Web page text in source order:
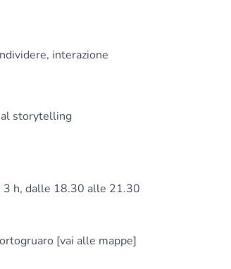
interazione
storytelling
3 h, dalle 18.30 alle 21.30
[vai alle mappe]